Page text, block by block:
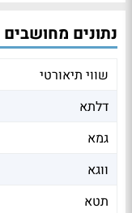
נתונים מחושבים
שווי תיאורטי
דלתא
גמא
ווגא
תטא